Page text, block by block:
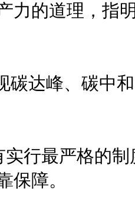
力的道理，指
达峰、碳中和
最严格的制
保障。